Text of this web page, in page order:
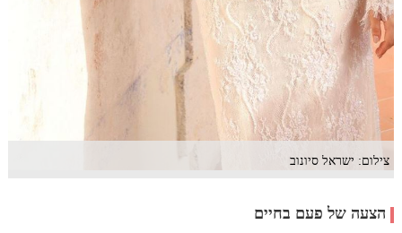
צילום: ישראל סיונוב
הצעה של פעם בחיים